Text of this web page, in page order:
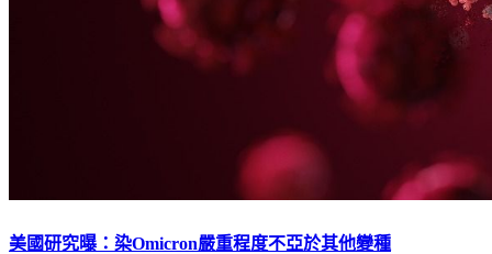
美國研究曝：染Omicron嚴重程度不亞於其他變種